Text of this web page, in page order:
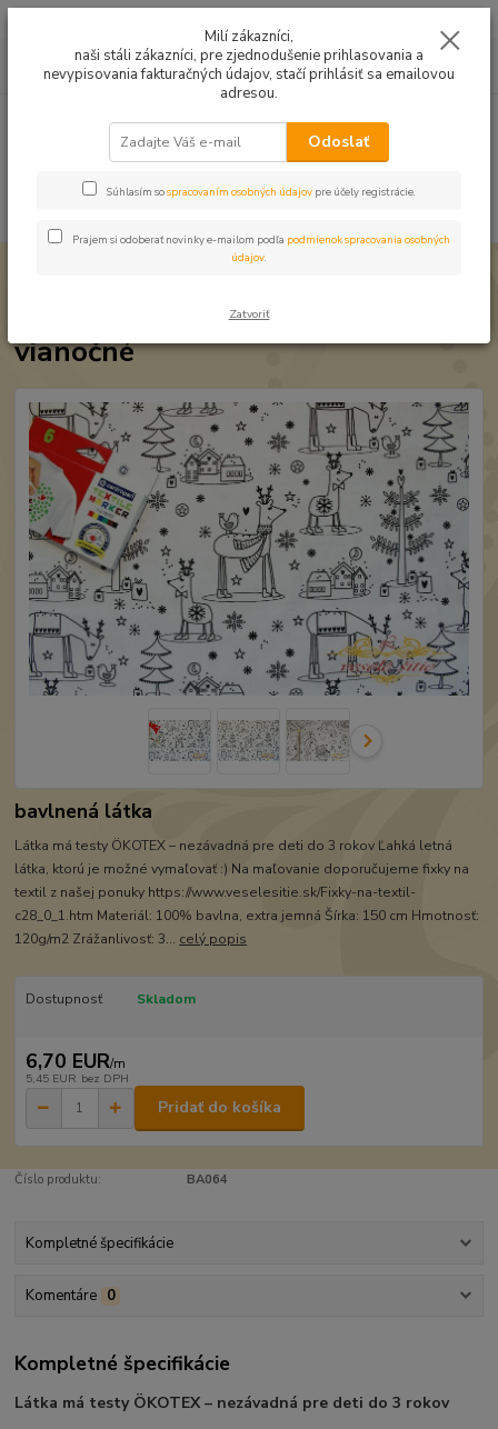
0949224331
9:00 -14:30
za0,00 EUR
Bavlna Vyfarbovacia soby vianočné
Bavlna Vyfarbovacia soby
vianočné
bavlnená látka
Látka má testy ÖKOTEX – nezávadná pre deti do 3 rokov Ľahká letná
látka, ktorú je možné vymaľovať :) Na maľovanie doporučujeme fixky na
textil z našej ponuky https://www.veselesitie.sk/Fixky-na-textil-
c28_0_1.htm Materiál: 100% bavlna, extra jemná Šírka: 150 cm Hmotnosť:
120g/m2 Zrážanlivosť: 3... celý popis
Dostupnosť Skladom
6,70 EUR/m
5,45 EUR bez DPH
Pridať do košíka
Číslo produktu: BA064
Kompletné špecifikácie
Komentáre 0
Kompletné špecifikácie
Látka má testy ÖKOTEX – nezávadná pre deti do 3 rokov
Milí zákazníci,
naši stáli zákazníci, pre zjednodušenie prihlasovania a
nevypisovania fakturačných údajov, stačí prihlásiť sa emailovou
adresou.
Odoslať
Súhlasím sospracovaním osobných údajov pre účely registrácie.
Prajem si odoberať novinky e-mailom podľa podmienok spracovania osobných
údajov.
Zatvoriť